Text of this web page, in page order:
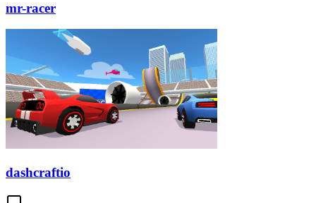
mr-racer
dashcraftio